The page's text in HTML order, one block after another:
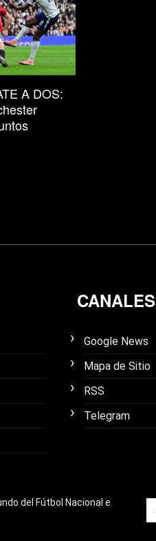
A DOS:
CANALES
Google News
Mapa de Sitio
RSS
Telegram
del Fútbol Nacional e